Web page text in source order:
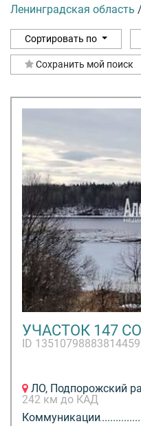
Ленинградская область /
Сортировать по
Сохранить мой поиск
УЧАСТОК 147
ID 13510798883814459
ЛО, Подпорожский
242 км до КАД
Коммуникации